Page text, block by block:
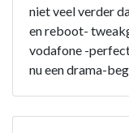
niet veel verder
en reboot-
vodafone -
nu een drama-